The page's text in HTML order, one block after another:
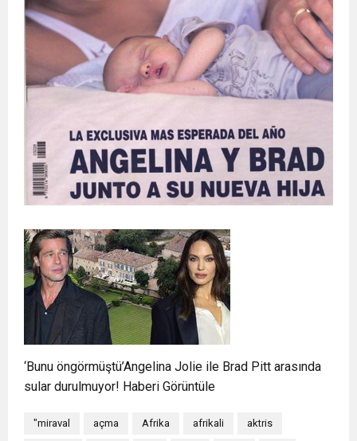
‘Bunu öngörmüştü’Angelina Jolie ile Brad Pitt arasında
sular durulmuyor! Haberi Görüntüle
"miraval açma Afrika afrikali aktris